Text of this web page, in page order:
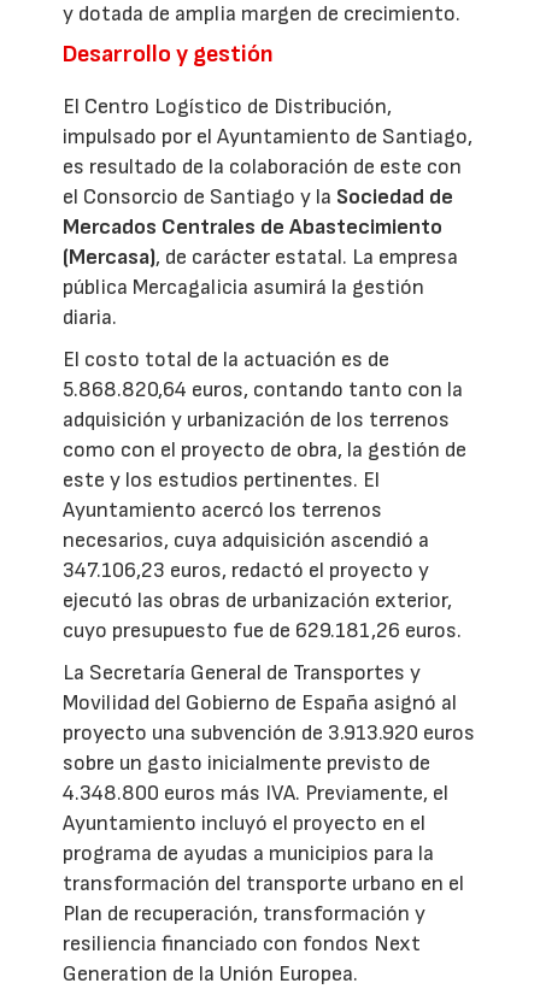
y dotada de amplia margen de crecimiento.
Desarrollo y gestión
El Centro Logístico de Distribución,
impulsado por el Ayuntamiento de Santiago,
es resultado de la colaboración de este con
el Consorcio de Santiago y la Sociedad de
Mercados Centrales de Abastecimiento
(Mercasa), de carácter estatal. La empresa
pública Mercagalicia asumirá la gestión
diaria.
El costo total de la actuación es de
5.868.820,64 euros, contando tanto con la
adquisición y urbanización de los terrenos
como con el proyecto de obra, la gestión de
este y los estudios pertinentes. El
Ayuntamiento acercó los terrenos
necesarios, cuya adquisición ascendió a
347.106,23 euros, redactó el proyecto y
ejecutó las obras de urbanización exterior,
cuyo presupuesto fue de 629.181,26 euros.
La Secretaría General de Transportes y
Movilidad del Gobierno de España asignó al
proyecto una subvención de 3.913.920 euros
sobre un gasto inicialmente previsto de
4.348.800 euros más IVA. Previamente, el
Ayuntamiento incluyó el proyecto en el
programa de ayudas a municipios para la
transformación del transporte urbano en el
Plan de recuperación, transformación y
resiliencia financiado con fondos Next
Generation de la Unión Europea.